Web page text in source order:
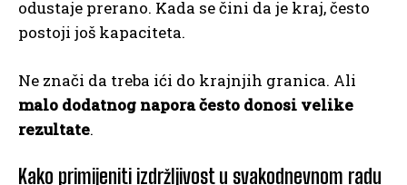
odustaje prerano. Kada se čini da je kraj, često
postoji još kapaciteta.
Ne znači da treba ići do krajnjih granica. Ali
malo dodatnog napora često donosi velike
rezultate.
Kako primijeniti izdržljivost u svakodnevnom radu